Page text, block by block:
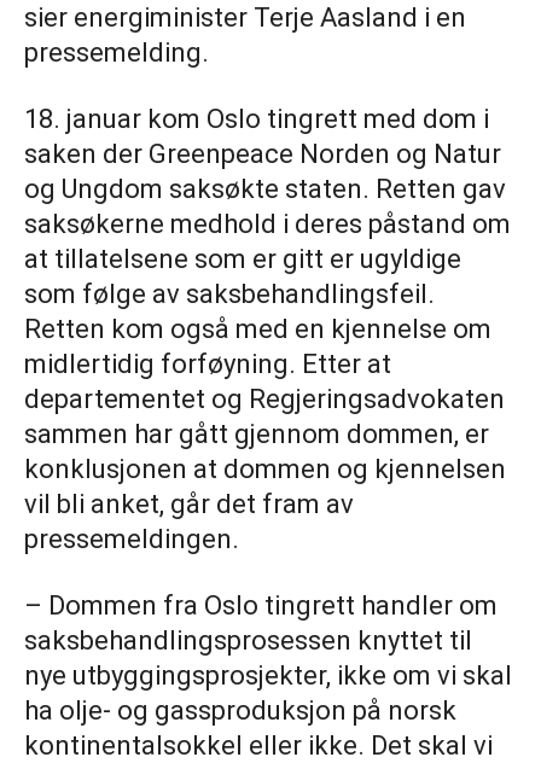
sier energiminister Terje Aasland i en
pressemelding.
18. januar kom Oslo tingrett med dom i
saken der Greenpeace Norden og Natur
og Ungdom saksøkte staten. Retten gav
saksøkerne medhold i deres påstand om
at tillatelsene som er gitt er ugyldige
som følge av saksbehandlingsfeil.
Retten kom også med en kjennelse om
midlertidig forføyning. Etter at
departementet og Regjeringsadvokaten
sammen har gått gjennom dommen, er
konklusjonen at dommen og kjennelsen
vil bli anket, går det fram av
pressemeldingen.
– Dommen fra Oslo tingrett handler om
saksbehandlingsprosessen knyttet til
nye utbyggingsprosjekter, ikke om vi skal
ha olje- og gassproduksjon på norsk
kontinentalsokkel eller ikke. Det skal vi